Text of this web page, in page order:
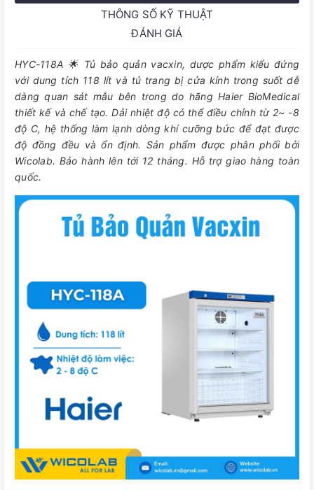
THÔNG SỐ KỸ THUẬT
ĐÁNH GIÁ
HYC-118A 🌟 Tủ bảo quản vacxin, dược phẩm kiểu đứng
với dung tích 118 lít và tủ trang bị cửa kính trong suốt dễ
dàng quan sát mẫu bên trong do hãng Haier BioMedical
thiết kế và chế tạo. Dải nhiệt độ có thể điều chỉnh từ 2~ -8
độ C, hệ thống làm lạnh dòng khí cưỡng bức để đạt được
độ đồng đều và ổn định. Sản phẩm được phân phối bởi
Wicolab. Bảo hành lên tới 12 tháng. Hỗ trợ giao hàng toàn
quốc.